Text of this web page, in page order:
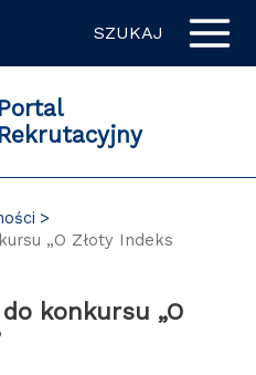
SZUKAJ
Portal
Rekrutacyjny
„O Złoty Indeks
konkursu „O